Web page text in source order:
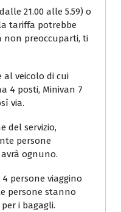
21.00 alle 5.59) o
tariffa potrebbe
non preoccuparti, ti
al veicolo di cui
4 posti, Minivan 7
via.
del servizio,
persone
ognuno.
persone viaggino
persone stanno
i bagagli.